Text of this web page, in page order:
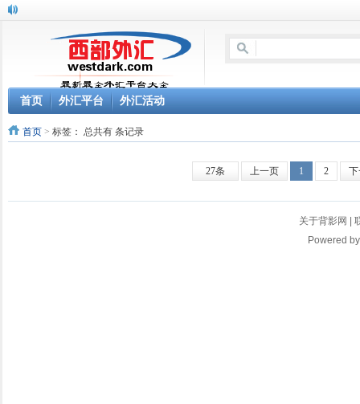
首页 外汇平台 外汇活动
首页 > 标签： 总共有 条记录
27条 上一页 1 2
关于背影网
Powered